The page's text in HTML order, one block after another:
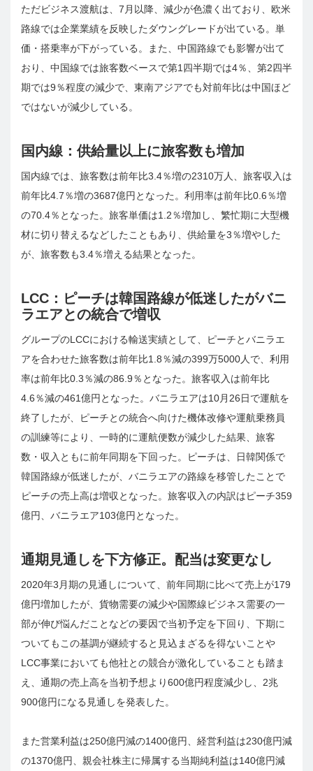
ただビジネス渡航は、7月以降、減少が色濃く出ており、欧米
路線では企業業績を反映したダウングレードが出ている。単
価・搭乗率が下がっている。また、中国路線でも影響が出て
おり、中国線では旅客数ベースで第1四半期では4％、第2四半
期では9％程度の減少で、東南アジアでも対前年比は中国ほど
ではないが減少している。
国内線：供給量以上に旅客数も増加
国内線では、旅客数は前年比3.4％増の2310万人、旅客収入は
前年比4.7％増の3687億円となった。利用率は前年比0.6％増
の70.4％となった。旅客単価は1.2％増加し、繁忙期に大型機
材に切り替えるなどしたこともあり、供給量を3％増やした
が、旅客数も3.4％増える結果となった。
LCC：ピーチは韓国路線が低迷したがバニ
ラエアとの統合で増収
グループのLCCにおける輸送実績として、ピーチとバニラエ
アを合わせた旅客数は前年比1.8％減の399万5000人で、利用
率は前年比0.3％減の86.9％となった。旅客収入は前年比
4.6％減の461億円となった。バニラエアは10月26日で運航を
終了したが、ピーチとの統合へ向けた機体改修や運航乗務員
の訓練等により、一時的に運航便数が減少した結果、旅客
数・収入ともに前年同期を下回った。ピーチは、日韓関係で
韓国路線が低迷したが、バニラエアの路線を移管したことで
ピーチの売上高は増収となった。旅客収入の内訳はピーチ359
億円、バニラエア103億円となった。
通期見通しを下方修正。配当は変更なし
2020年3月期の見通しについて、前年同期に比べて売上が179
億円増加したが、貨物需要の減少や国際線ビジネス需要の一
部が伸び悩んだことなどの要因で当初予定を下回り、下期に
ついてもこの基調が継続すると見込まざるを得ないことや
LCC事業においても他社との競合が激化していることも踏ま
え、通期の売上高を当初予想より600億円程度減少し、2兆
900億円になる見通しを発表した。
また営業利益は250億円減の1400億円、経営利益は230億円減
の1370億円、親会社株主に帰属する当期純利益は140億円減